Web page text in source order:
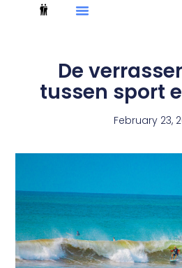
De
tussen sport
February 23,